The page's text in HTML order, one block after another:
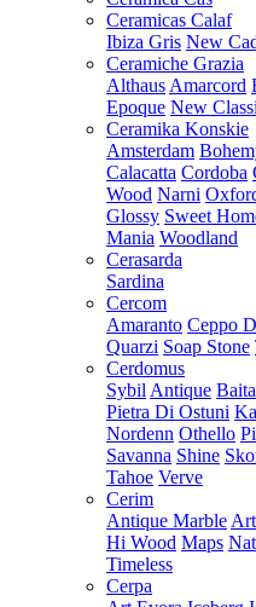
Ceramicas Calaf
Ibiza Gris New
Ceramiche Grazia
Althaus Amarcord
Epoque New
Ceramika Konskie
Amsterdam
Calacatta Cordoba
Wood Narni
Glossy Sweet
Mania Woodland
Cerasarda
Sardina
Cercom
Amaranto Ceppo
Quarzi Soap Stone
Cerdomus
Sybil Antique Baita
Pietra Di Ostuni
Nordenn Othello
Savanna Shine
Tahoe Verve
Cerim
Antique Marble
Hi Wood Maps
Timeless
Cerpa